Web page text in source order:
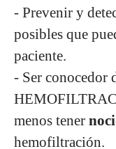
- Prevenir y
posibles que
paciente.
- Ser conocedor
menos tener
hemofiltración.